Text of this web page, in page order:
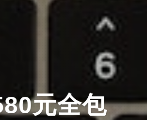
术 · 服务